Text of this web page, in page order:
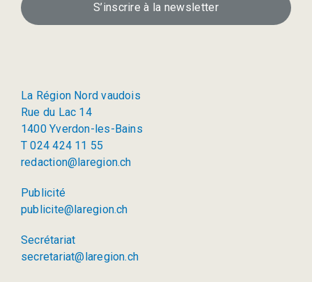
S’inscrire à la newsletter
La Région Nord vaudois
Rue du Lac 14
1400 Yverdon-les-Bains
T 024 424 11 55
redaction@laregion.ch
Publicité
publicite@laregion.ch
Secrétariat
secretariat@laregion.ch